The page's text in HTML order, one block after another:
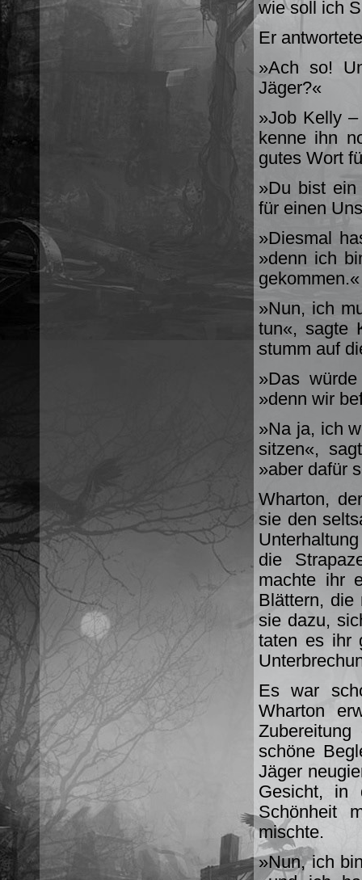
wie soll ich
Er
»Ach so!
Jäger?«
»Job Kelly
kenne ihn
gutes Wort
»Du bist ein
für einen
»Diesmal
»denn ich
gekommen.«
»Nun, ich
tun«, sagte
stumm auf
»Das
»denn wir
»Na ja, ich
sitzen«,
»aber dafür
Wharton,
sie den
die
machte ihr
Blättern, die
sie dazu,
taten es ihr
Es war
Wharton
schöne
Jäger
Gesicht, in
Schönheit
mischte.
»Nun, ich